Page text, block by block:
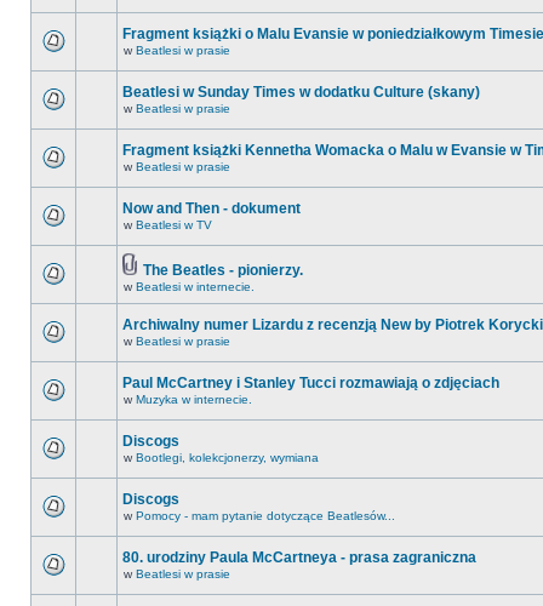
Fragment książki o Malu Evansie w poniedziałkowym Timesie
w Beatlesi w prasie
Beatlesi w Sunday Times w dodatku Culture (skany)
w Beatlesi w prasie
Fragment książki Kennetha Womacka o Malu w Evansie w
w Beatlesi w prasie
Now and Then - dokument
w Beatlesi w TV
The Beatles - pionierzy.
w Beatlesi w internecie.
Archiwalny numer Lizardu z recenzją New by Piotrek Korycki
w Beatlesi w prasie
Paul McCartney i Stanley Tucci rozmawiają o zdjęciach
w Muzyka w internecie.
Discogs
w Bootlegi, kolekcjonerzy, wymiana
Discogs
w Pomocy - mam pytanie dotyczące Beatlesów...
80. urodziny Paula McCartneya - prasa zagraniczna
w Beatlesi w prasie